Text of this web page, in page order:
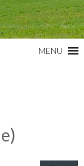
MENU